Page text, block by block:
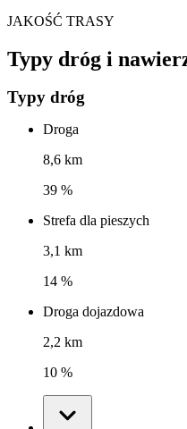
JAKOŚĆ TRASY
Typy dróg i
Typy dróg
Droga
8,6 km
39 %
Strefa dla pieszych
3,1 km
14 %
Droga dojazdowa
2,2 km
10 %